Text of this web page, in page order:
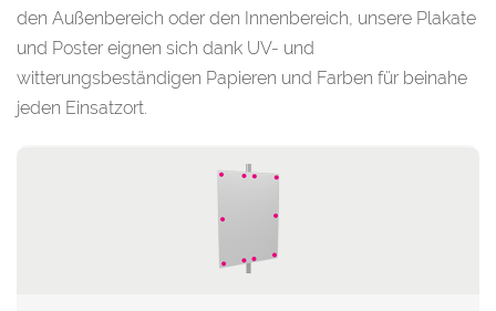
den Außenbereich oder den Innenbereich, unsere Plakate
und Poster eignen sich dank UV- und
witterungsbeständigen Papieren und Farben für beinahe
jeden Einsatzort.